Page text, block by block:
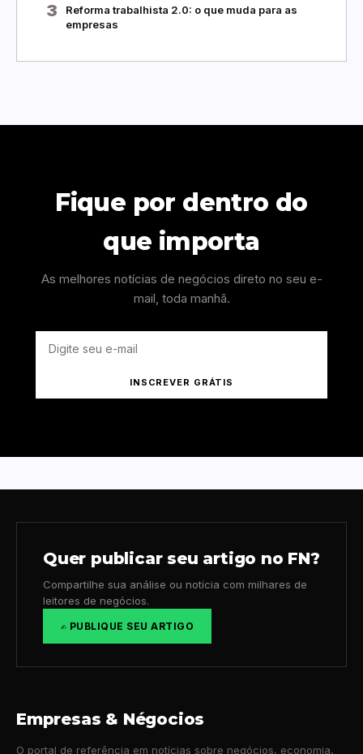
3
Reforma trabalhista 2.0: o que muda para as
empresas
Fique por dentro do
que importa
As melhores notícias de negócios direto no seu e-
mail, toda manhã.
INSCREVER GRÁTIS
Quer publicar seu artigo no FN?
Compartilhe sua análise ou notícia com milhares de
leitores de negócios.
✍️ PUBLIQUE SEU ARTIGO
Empresas & Négocios
O portal de referência em notícias sobre negócios, economia,